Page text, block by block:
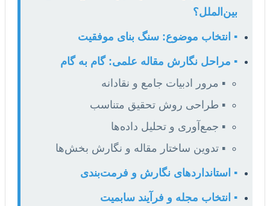
بین‌الملل؟
▪️ انتخاب موضوع: سنگ بنای موفقیت
▪️ مراحل نگارش مقاله علمی: گام به گام
▪️ مرور ادبیات جامع و نقادانه
▪️ طراحی روش تحقیق متناسب
▪️ جمع‌آوری و تحلیل داده‌ها
▪️ تدوین ساختار مقاله و نگارش بخش‌ها
▪️ استانداردهای نگارش و فرمت‌بندی
▪️ انتخاب مجله و فرآیند سابمیت